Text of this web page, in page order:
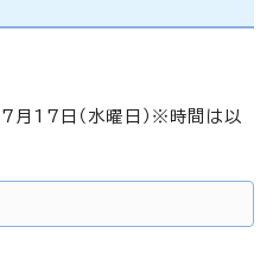
月17日（水曜日）※時間は以